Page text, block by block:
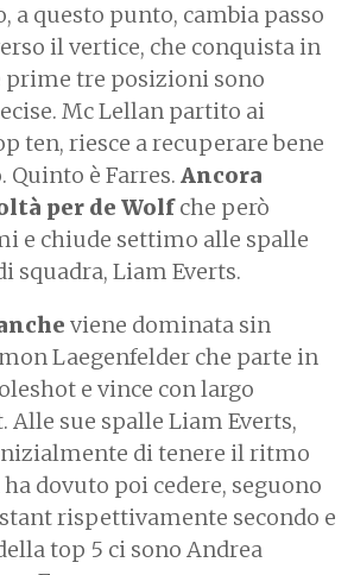
a questo punto, cambia passo
il vertice, che conquista in
prime tre posizioni sono
Mc Lellan partito ai
ten, riesce a recuperare bene
Quinto è Farres. Ancora
per de Wolfche però
e chiude settimo alle spalle
squadra, Liam Everts.
viene dominata sin
Laegenfelder che parte in
e vince con largo
Alle sue spalle Liam Everts,
di tenere il ritmo
dovuto poi cedere, seguono
rispettivamente secondo e
top 5 ci sono Andrea